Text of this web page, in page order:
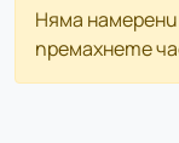
Няма
премахнете